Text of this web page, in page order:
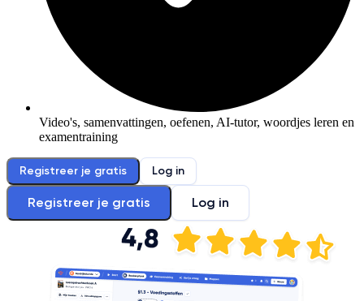
Video's, samenvattingen, oefenen, AI-tutor, woordjes leren en
examentraining
Registreer je gratis Log in
Registreer je gratis Log in